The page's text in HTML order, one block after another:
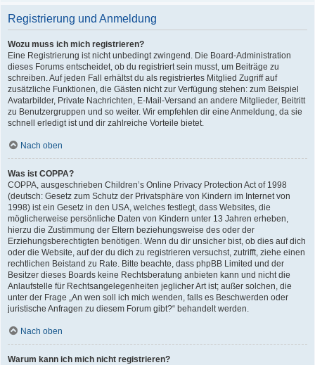
Registrierung und Anmeldung
Wozu muss ich mich registrieren?
Eine Registrierung ist nicht unbedingt zwingend. Die Board-Administration
dieses Forums entscheidet, ob du registriert sein musst, um Beiträge zu
schreiben. Auf jeden Fall erhältst du als registriertes Mitglied Zugriff auf
zusätzliche Funktionen, die Gästen nicht zur Verfügung stehen: zum Beispiel
Avatarbilder, Private Nachrichten, E-Mail-Versand an andere Mitglieder, Beitritt
zu Benutzergruppen und so weiter. Wir empfehlen dir eine Anmeldung, da sie
schnell erledigt ist und dir zahlreiche Vorteile bietet.
Nach oben
Was ist COPPA?
COPPA, ausgeschrieben Children’s Online Privacy Protection Act of 1998
(deutsch: Gesetz zum Schutz der Privatsphäre von Kindern im Internet von
1998) ist ein Gesetz in den USA, welches festlegt, dass Websites, die
möglicherweise persönliche Daten von Kindern unter 13 Jahren erheben,
hierzu die Zustimmung der Eltern beziehungsweise des oder der
Erziehungsberechtigten benötigen. Wenn du dir unsicher bist, ob dies auf dich
oder die Website, auf der du dich zu registrieren versuchst, zutrifft, ziehe einen
rechtlichen Beistand zu Rate. Bitte beachte, dass phpBB Limited und der
Besitzer dieses Boards keine Rechtsberatung anbieten kann und nicht die
Anlaufstelle für Rechtsangelegenheiten jeglicher Art ist; außer solchen, die
unter der Frage „An wen soll ich mich wenden, falls es Beschwerden oder
juristische Anfragen zu diesem Forum gibt?“ behandelt werden.
Nach oben
Warum kann ich mich nicht registrieren?